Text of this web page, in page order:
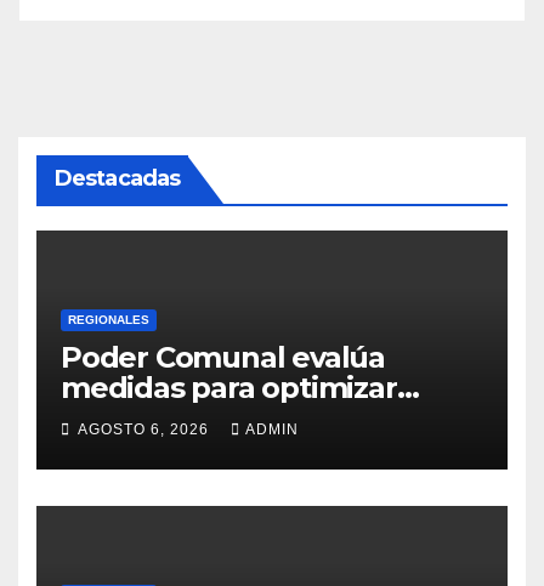
Destacadas
REGIONALES
Poder Comunal evalúa
medidas para optimizar
servicio de agua
AGOSTO 6, 2026 ADMIN